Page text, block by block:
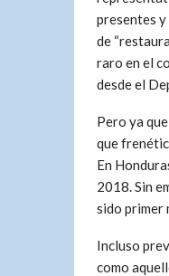
presentes y
de
raro en el
desde el
Pero ya
que
En
2018. Sin
sido primer
Incluso
como